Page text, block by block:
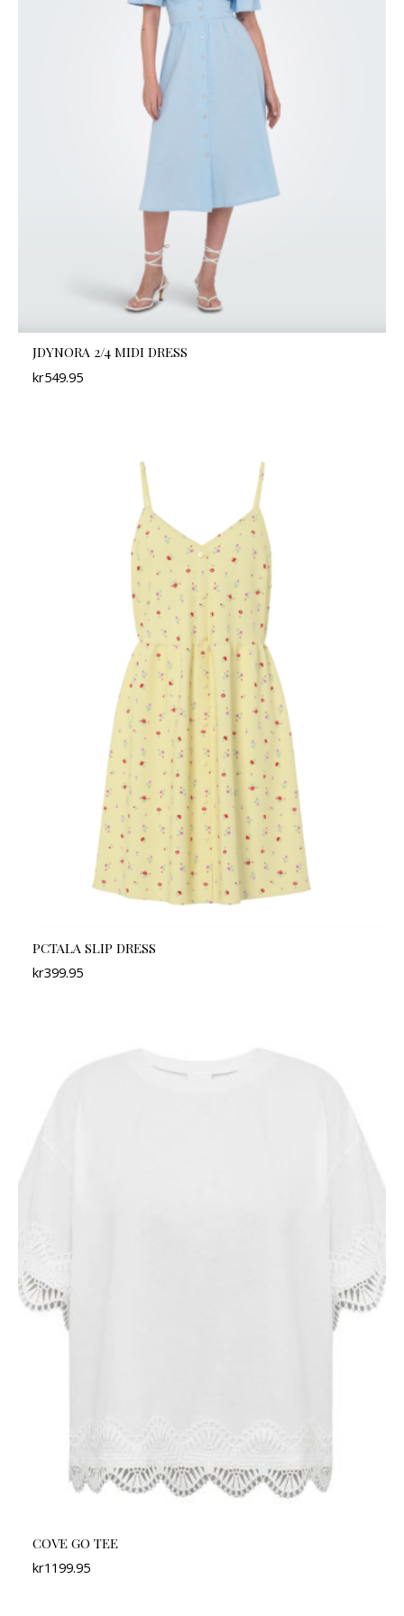
JDYNORA 2/4 MIDI DRESS
kr549.95
PCTALA SLIP DRESS
kr399.95
COVE GO TEE
kr1199.95